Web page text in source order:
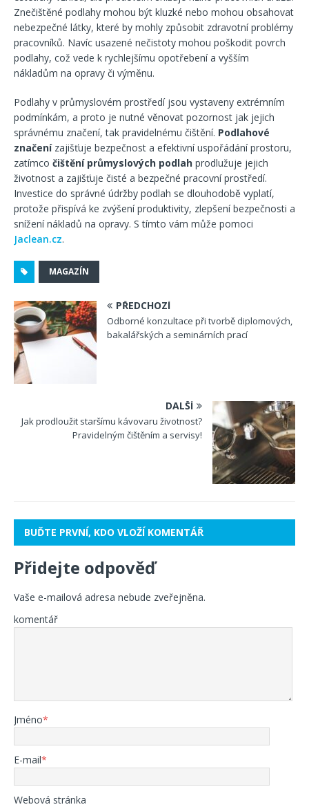
Znečištěné podlahy mohou být kluzké nebo mohou obsahovat
nebezpečné látky, které by mohly způsobit zdravotní problémy
pracovníků. Navíc usazené nečistoty mohou poškodit povrch
podlahy, což vede k rychlejšímu opotřebení a vyšším
nákladům na opravy či výměnu.
Podlahy v průmyslovém prostředí jsou vystaveny extrémním
podmínkám, a proto je nutné věnovat pozornost jak jejich
správnému značení, tak pravidelnému čištění. Podlahové
značenízajišťuje bezpečnost a efektivní uspořádání prostoru,
zatímco čištění průmyslových podlah prodlužuje jejich
životnost a zajišťuje čisté a bezpečné pracovní prostředí.
Investice do správné údržby podlah se dlouhodobě vyplatí,
protože přispívá ke zvýšení produktivity, zlepšení bezpečnosti a
snížení nákladů na opravy. S tímto vám může pomoci
Jaclean.cz.
MAGAZÍN
PŘEDCHOZÍ
Odborné konzultace při tvorbě diplomových,
bakalářských a seminárních prací
DALŠÍ
Jak prodloužit staršímu kávovaru životnost?
Pravidelným čištěním a servisy!
BUĎTE PRVNÍ, KDO VLOŽÍ KOMENTÁŘ
Přidejte odpověď
Vaše e-mailová adresa nebude zveřejněna.
komentář
Jméno*
E-mail*
Webová stránka